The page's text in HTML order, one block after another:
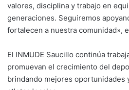
valores, disciplina y trabajo en
generaciones. Seguiremos
fortalecen a nuestra comunidad»,
El INMUDE Saucillo continúa
promuevan el crecimiento del
brindando mejores oportunidades